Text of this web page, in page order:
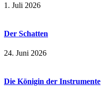
1. Juli 2026
Der Schatten
24. Juni 2026
Die Königin der Instrumente